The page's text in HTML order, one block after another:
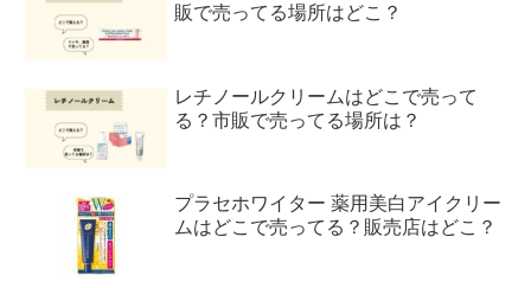
販で売ってる場所はどこ？
レチノールクリームはどこで売って
る？市販で売ってる場所は？
プラセホワイター 薬用美白アイクリー
ムはどこで売ってる？販売店はどこ？